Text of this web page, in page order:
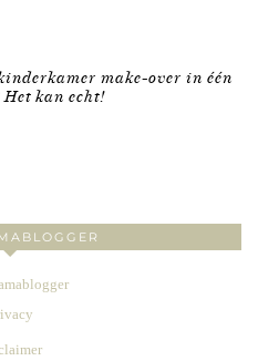
make-over in één
Het kan echt!